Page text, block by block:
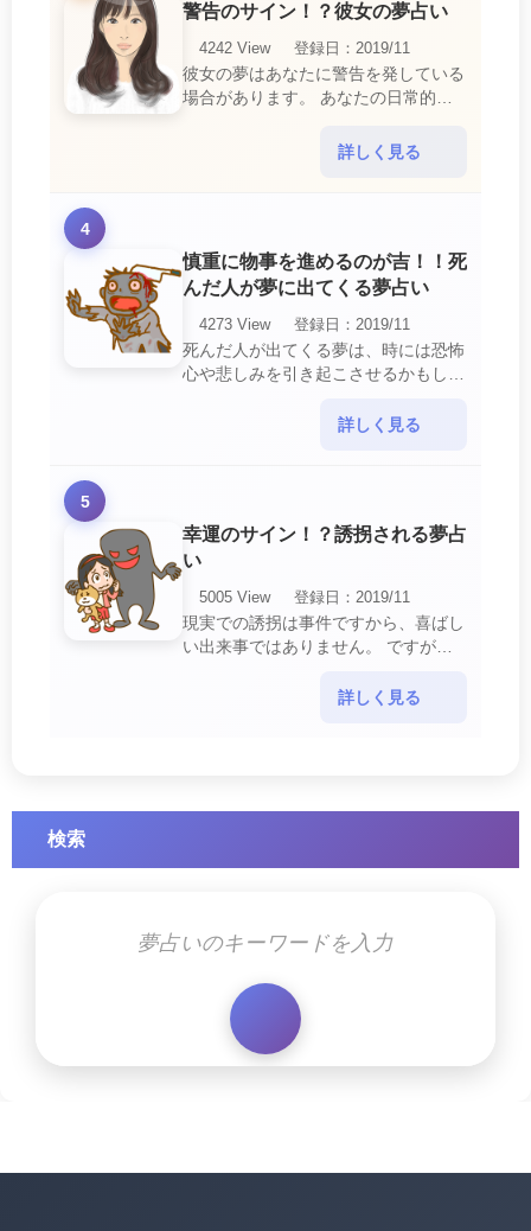
警告のサイン！？彼女の夢占い
4242 View
登録日：2019/11
彼女の夢はあなたに警告を発している
場合があります。 あなたの日常的な
詳しく見る
4
慎重に物事を進めるのが吉！！死
んだ人が夢に出てくる夢占い
4273 View
登録日：2019/11
死んだ人が出てくる夢は、時には恐怖
心や悲しみを引き起こさせるかもしれ
意して欲しいメッセージや警告を伝え
詳しく見る
5
幸運のサイン！？誘拐される夢占
い
5005 View
登録日：2019/11
現実での誘拐は事件ですから、喜ばし
い出来事ではありません。 ですが、
詳しく見る
検索